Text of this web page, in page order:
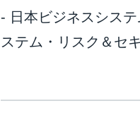
- 日本ビジネスシス
ステム・リスク＆セ